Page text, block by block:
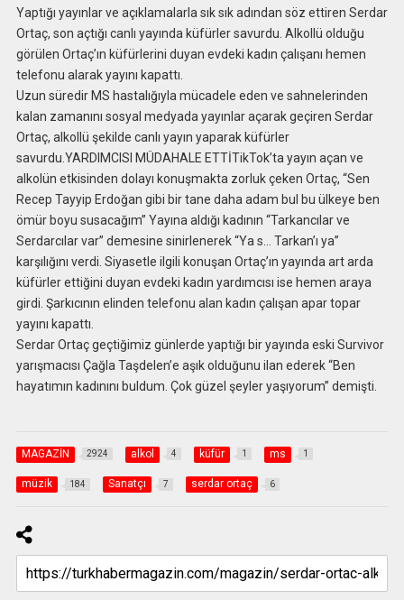
Yaptığı yayınlar ve açıklamalarla sık sık adından söz ettiren Serdar
Ortaç, son açtığı canlı yayında küfürler savurdu. Alkollü olduğu
görülen Ortaç’ın küfürlerini duyan evdeki kadın çalışanı hemen
telefonu alarak yayını kapattı.
Uzun süredir MS hastalığıyla mücadele eden ve sahnelerinden
kalan zamanını sosyal medyada yayınlar açarak geçiren Serdar
Ortaç, alkollü şekilde canlı yayın yaparak küfürler
savurdu.YARDIMCISI MÜDAHALE ETTİTikTok’ta yayın açan ve
alkolün etkisinden dolayı konuşmakta zorluk çeken Ortaç, “Sen
Recep Tayyip Erdoğan gibi bir tane daha adam bul bu ülkeye ben
ömür boyu susacağım” Yayına aldığı kadının “Tarkancılar ve
Serdarcılar var” demesine sinirlenerek “Ya s… Tarkan’ı ya”
karşılığını verdi. Siyasetle ilgili konuşan Ortaç’ın yayında art arda
küfürler ettiğini duyan evdeki kadın yardımcısı ise hemen araya
girdi. Şarkıcının elinden telefonu alan kadın çalışan apar topar
yayını kapattı.
Serdar Ortaç geçtiğimiz günlerde yaptığı bir yayında eski Survivor
yarışmacısı Çağla Taşdelen’e aşık olduğunu ilan ederek “Ben
hayatımın kadınını buldum. Çok güzel şeyler yaşıyorum” demişti.
MAGAZİN 2924 alkol 4 küfür 1 ms 1
müzik 184 Sanatçı 7 serdar ortaç 6